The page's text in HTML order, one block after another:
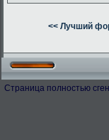
h-98160
<< Лучший
Страница полностью